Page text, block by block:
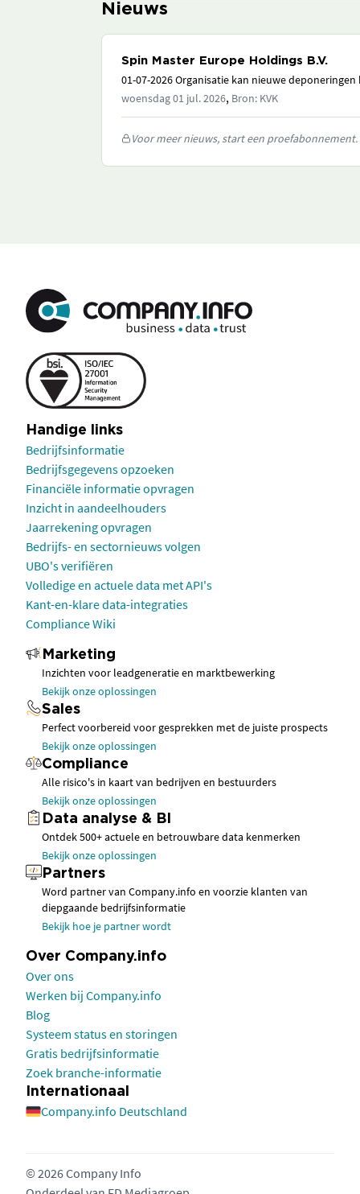
Nieuws
Spin Master Europe Holdings B.V.
01-07-2026 Organisatie kan nieuwe
woensdag 01 jul. 2026, Bron: KVK
Voor meer nieuws, start een proefabonnement.
Handige links
Bedrijfsinformatie
Bedrijfsgegevens opzoeken
Financiële informatie opvragen
Inzicht in aandeelhouders
Jaarrekening opvragen
Bedrijfs- en sectornieuws volgen
UBO's verifiëren
Volledige en actuele data met API's
Kant-en-klare data-integraties
Compliance Wiki
Marketing
Inzichten voor leadgeneratie en marktbewerking
Bekijk onze oplossingen
Sales
Perfect voorbereid voor gesprekken met de juiste prospects
Bekijk onze oplossingen
Compliance
Alle risico's in kaart van bedrijven en bestuurders
Bekijk onze oplossingen
Data analyse & BI
Ontdek 500+ actuele en betrouwbare data kenmerken
Bekijk onze oplossingen
Partners
Word partner van Company.info en voorzie klanten van
diepgaande bedrijfsinformatie
Bekijk hoe je partner wordt
Over Company.info
Over ons
Werken bij Company.info
Blog
Systeem status en storingen
Gratis bedrijfsinformatie
Zoek branche-informatie
Internationaal
Company.info Deutschland
© 2026 Company Info